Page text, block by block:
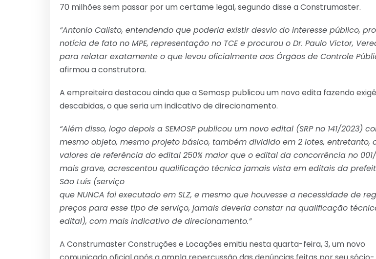
70 milhões sem passar por um certame legal, segundo disse a Construmaster.
“Antonio Calisto, entendendo que poderia existir desvio do interesse público,
notícia de fato no MPE, representação no TCE e procurou o Dr. Paulo Victor,
para relatar exatamente o que levou oficialmente aos Órgãos de Controle
afirmou a construtora.
A empreiteira destacou ainda que a Semosp publicou um novo edita fazendo
descabidas, o que seria um indicativo de direcionamento.
“Além disso, logo depois a SEMOSP publicou um novo edital (SRP no 141/2023)
mesmo objeto, mesmo projeto básico, também dividido em 2 lotes, entretanto,
valores de referência do edital 250% maior que o edital da concorrência no 001/
mais grave, acrescentou qualificação técnica jamais vista em editais da
São Luís (serviço
que NUNCA foi executado em SLZ, e mesmo que houvesse a necessidade de
preços para esse tipo de serviço, jamais deveria constar na qualificação
edital), com mais indicativo de direcionamento.”
A Construmaster Construções e Locações emitiu nesta quarta-feira, 3, um novo